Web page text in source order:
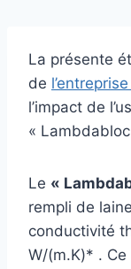
La présente
de
l’impact de
«
Le «
rempli de
conductivité
W/(m.K)* .